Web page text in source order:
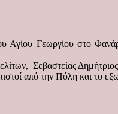
Αγίου Γεωργίου στο
Σεβαστείας
από την Πόλη και το